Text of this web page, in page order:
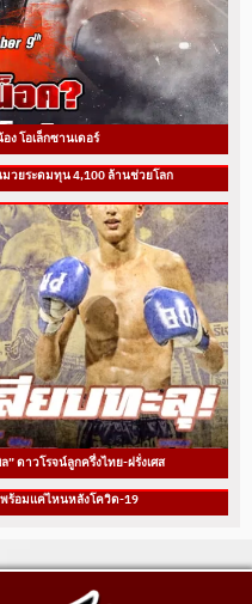
ง โอเล็กซานเดอร์
วยระดมทุน 4,100 ล้านช่วยโลก
ดาวโรจน์ลูกครึ่งไทย-ฝรั่งเศส
ร้อมแค่ไหนหลังโควิด-19